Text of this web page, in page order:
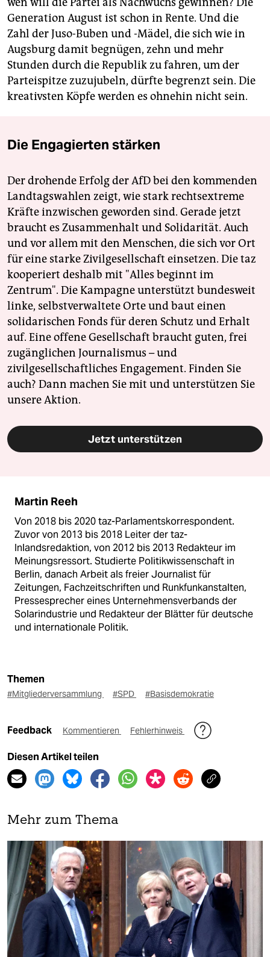
Generation August ist schon in Rente. Und die
Zahl der Juso-Buben und -Mädel, die sich wie in
Augsburg damit begnügen, zehn und mehr
Stunden durch die Republik zu fahren, um der
Parteispitze zuzujubeln, dürfte begrenzt sein. Die
kreativsten Köpfe werden es ohnehin nicht sein.
Die Engagierten stärken
Der drohende Erfolg der AfD bei den kommenden
Landtagswahlen zeigt, wie stark rechtsextreme
Kräfte inzwischen geworden sind. Gerade jetzt
braucht es Zusammenhalt und Solidarität. Auch
und vor allem mit den Menschen, die sich vor Ort
für eine starke Zivilgesellschaft einsetzen. Die taz
kooperiert deshalb mit "Alles beginnt im
Zentrum". Die Kampagne unterstützt bundesweit
linke, selbstverwaltete Orte und baut einen
solidarischen Fonds für deren Schutz und Erhalt
auf. Eine offene Gesellschaft braucht guten, frei
zugänglichen Journalismus – und
zivilgesellschaftliches Engagement. Finden Sie
auch? Dann machen Sie mit und unterstützen Sie
unsere Aktion.
Jetzt unterstützen
Martin Reeh
Von 2018 bis 2020 taz-Parlamentskorrespondent.
Zuvor von 2013 bis 2018 Leiter der taz-
Inlandsredaktion, von 2012 bis 2013 Redakteur im
Meinungsressort. Studierte Politikwissenschaft in
Berlin, danach Arbeit als freier Journalist für
Zeitungen, Fachzeitschriften und Runkfunkanstalten,
Pressesprecher eines Unternehmensverbands der
Solarindustrie und Redakteur der Blätter für deutsche
und internationale Politik.
Themen
#Mitgliederversammlung #SPD #Basisdemokratie
Feedback Kommentieren Fehlerhinweis
Diesen Artikel teilen
Mehr zum Thema